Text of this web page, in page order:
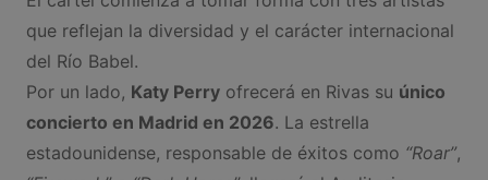
que reflejan la diversidad y el carácter internacional
del Río Babel.
Por un lado, Katy Perryofrecerá en Rivas su único
concierto en Madrid en 2026. La estrella
estadounidense, responsable de éxitos como “Roar”,